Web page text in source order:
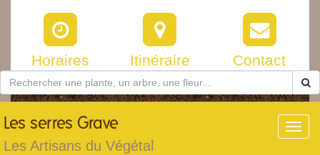
Horaires Itinéraire Contact
Les serres Grave
Les Artisans du Végétal